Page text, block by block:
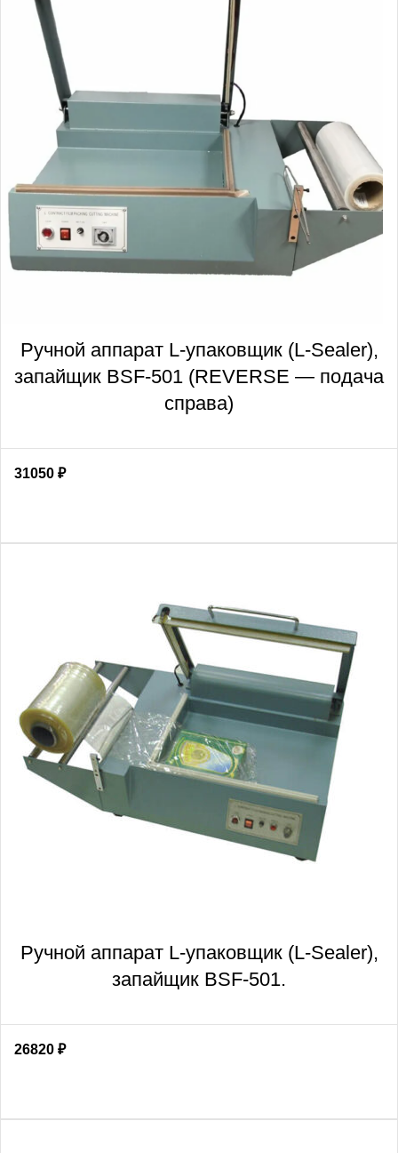
Ручной аппарат L-упаковщик (L-Sealer),
запайщик BSF-501 (REVERSE — подача
справа)
31050 ₽
Ручной аппарат L-упаковщик (L-Sealer),
запайщик BSF-501.
26820 ₽